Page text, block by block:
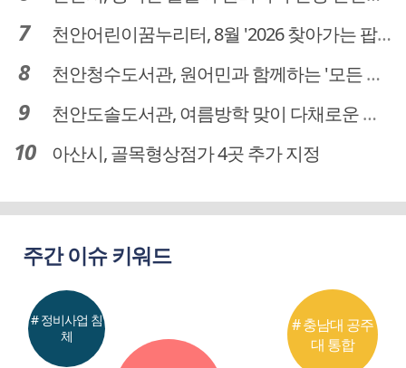
천안어린이꿈누리터, 8월 '2026 찾아가는 팝업놀이터' 운영
천안청수도서관, 원어민과 함께하는 '모든 영어 모든 독서' 운영
천안도솔도서관, 여름방학 맞이 다채로운 독서문화 프로그램 운영
아산시, 골목형상점가 4곳 추가 지정
주간 이슈 키워드
# 충남대 공주
대 통합
# 정비사업 침
체